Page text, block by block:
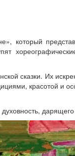
который
сказки. Их
красотой и